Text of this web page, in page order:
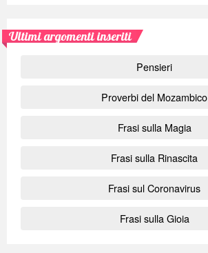
Ultimi argomenti inseriti
Pensieri
Proverbi del Mozambico
Frasi sulla Magia
Frasi sulla Rinascita
Frasi sul Coronavirus
Frasi sulla Gioia